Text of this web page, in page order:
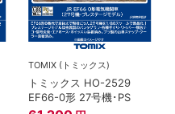
TOMIX (トミックス)
トミックス HO-2529
EF66-0形 27号機･PS